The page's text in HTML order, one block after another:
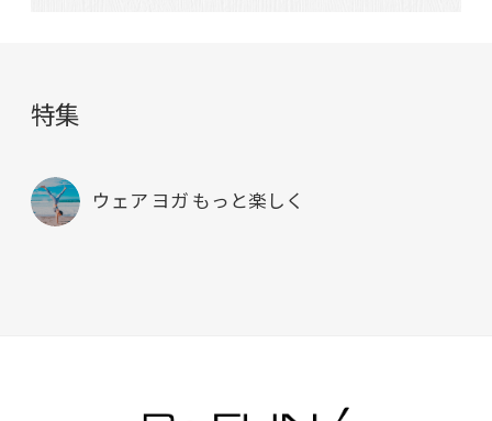
特集
ウェア ヨガ もっと楽しく